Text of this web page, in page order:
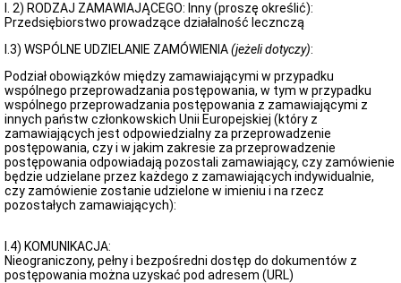
I. 2) RODZAJ ZAMAWIAJĄCEGO: Inny (proszę określić):
Przedsiębiorstwo prowadzące działalność lecznczą
I.3) WSPÓLNE UDZIELANIE ZAMÓWIENIA(jeżeli dotyczy):
Podział obowiązków między zamawiającymi w przypadku
wspólnego przeprowadzania postępowania, w tym w przypadku
wspólnego przeprowadzania postępowania z zamawiającymi z
innych państw członkowskich Unii Europejskiej (który z
zamawiających jest odpowiedzialny za przeprowadzenie
postępowania, czy i w jakim zakresie za przeprowadzenie
postępowania odpowiadają pozostali zamawiający, czy zamówienie
będzie udzielane przez każdego z zamawiających indywidualnie,
czy zamówienie zostanie udzielone w imieniu i na rzecz
pozostałych zamawiających):
I.4) KOMUNIKACJA:
Nieograniczony, pełny i bezpośredni dostęp do dokumentów z
postępowania można uzyskać pod adresem (URL)